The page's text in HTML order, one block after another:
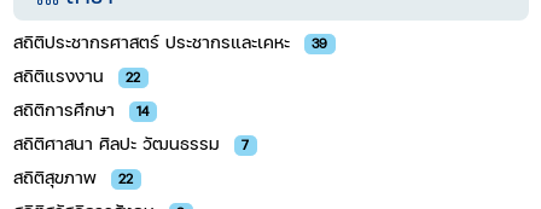
สถิติประชากรศาสตร์ ประชากรและเคหะ 39
สถิติแรงงาน 22
สถิติการศึกษา 14
สถิติศาสนา ศิลปะ วัฒนธรรม 7
สถิติสุขภาพ 22